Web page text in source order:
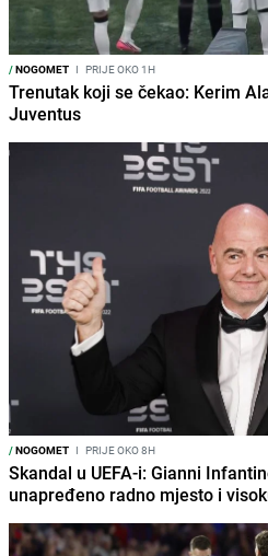
/NOGOMET I PRIJE OKO 1H
Trenutak koji se čekao: Kerim
Juventus
/NOGOMET I PRIJE OKO 8H
Skandal u UEFA-i: Gianni
unapređeno radno mjesto i